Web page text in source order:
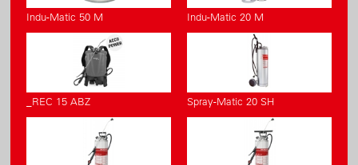
Indu-Matic 50 M Indu-Matic 20 M
_REC 15 ABZ Spray-Matic 20 SH